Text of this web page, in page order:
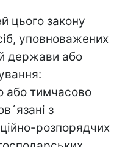
цього закону
уповноважених
держави або
або тимчасово
з
розпорядчих